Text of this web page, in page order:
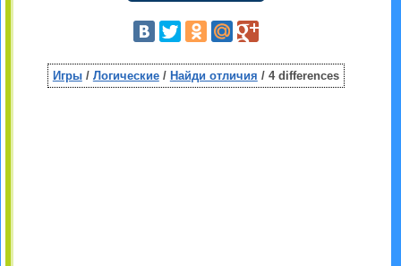
Игры/ Логические/ Найди отличия / 4 differences